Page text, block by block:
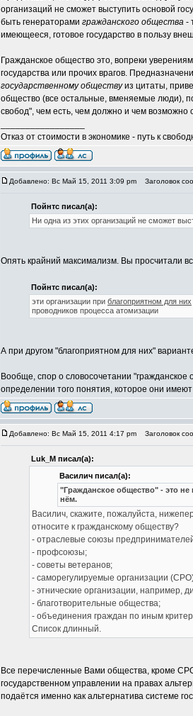
организаций не сможет выступить основой
быть генераторами гражданского общества -
имеющееся, готовое государство в пользу
Гражданское общество это, вопреки
государства или прочих врагов.
государственному обществуиз цитаты,
общество (все остальные, вменяемые люди),
свобод", чем есть, чем должно и чем возможно
Отказ от стоимости в экономике - путь к
Добавлено: Вс Май 15, 2011 3:09 pm Заголовок
Пойнтс писал(а):
Ни одна из этих организаций не сможет
Опять крайний максимализм. Вы просчитали
Пойнтс писал(а):
эти организации при благоприятном для них
проводников процесса атомизации
А при другом "благоприятном для них"
Вообще, спор о словосочетании
определении того понятия, которое они
Добавлено: Вс Май 15, 2011 4:17 pm Заголовок
Luk_M писал(а):
Василич писал(а):
"Гражданское общество" - это не
нём.
Василич, скажите, пожалуйста,
относите к гражданскому обществу?
- отраслевые союзы
- профсоюзы;
- советы ветеранов;
- саморегулируемые организации
- этнические организации, например,
- благотворительные общества;
- объединения граждан по иным
Список длинный.
Все перечисленные Вами общества, кроме
государственном управлении на правах
подаётся именно как альтернатива системе